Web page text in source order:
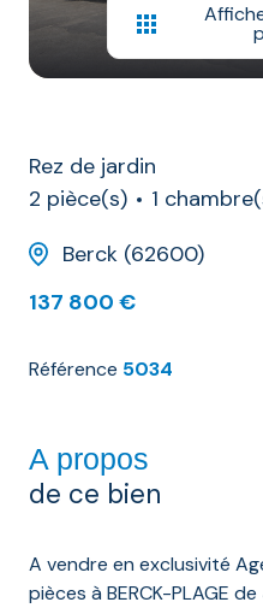
Rez de jardin
2 pièce(s)
1
Berck (62600)
137 800 €
Référence 5034
A propos
de ce bien
A vendre en exclusivité
pièces à BERCK-PLAGE